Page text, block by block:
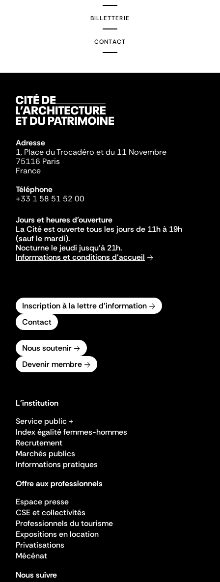
BILLETTERIE
CONTACT
Adresse
1, Place du Trocadéro et du 11 Novembre
75116 Paris
France
Téléphone
+33 1 58 51 52 00
Jours et heures d'ouverture
La Cité est ouverte tous les jours de 11h à 19h
(sauf le mardi).
Nocturne le jeudi jusqu'à 21h.
Informations et conditions d'accueil
Inscription à la lettre d'information
Contact
Nous soutenir
Devenir membre
L'institution
Service public +
Index égalité femmes-hommes
Recrutement
Marchés publics
Informations pratiques
Offre aux professionnels
Espace presse
CSE et collectivités
Professionnels du tourisme
Expositions en location
Privatisations
Mécénat
Nous suivre